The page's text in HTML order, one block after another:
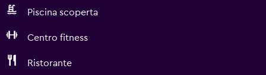
Piscina scoperta
Centro fitness
Ristorante